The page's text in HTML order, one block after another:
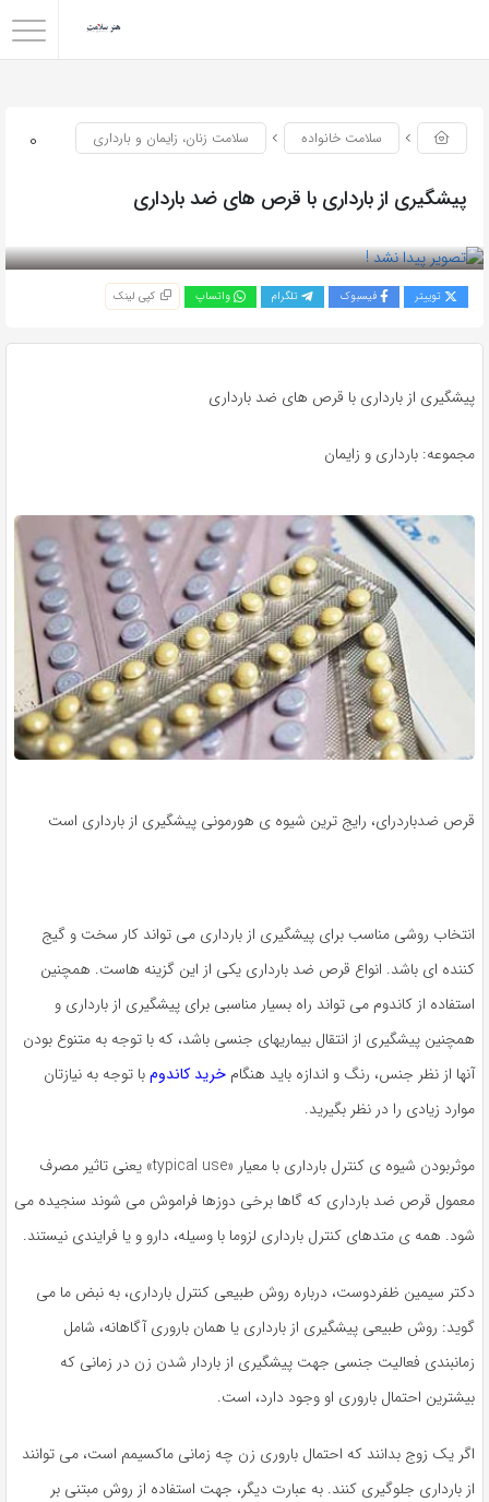
0 سلامت خانواده سلامت زنان، زایمان و بارداری
پیشگیری از بارداری با قرص های ضد بارداری
توییتر فیسبوک تلگرام واتساپ کپی لینک
پیشگیری از بارداری با قرص های ضد بارداری
مجموعه: بارداری و زایمان
قرص ضدباردرای، رایج ترین شیوه ی هورمونی پیشگیری از بارداری است
انتخاب روشی مناسب برای پیشگیری از بارداری می تواند کار سخت و گیج
کننده ای باشد. انواع قرص ضد بارداری یکی از این گزینه هاست. همچنین
استفاده از کاندوم می تواند راه بسیار مناسبی برای پیشگیری از بارداری و
همچنین پیشگیری از انتقال بیماریهای جنسی باشد، که با توجه به متنوع بودن
آنها از نظر جنس، رنگ و اندازه باید هنگام خرید کاندومبا توجه به نیازتان
موارد زیادی را در نظر بگیرید.
موثربودن شیوه ی کنترل بارداری با معیار «typical use» یعنی تاثیر مصرف
معمول قرص ضد بارداری که گاها برخی دوزها فراموش می شوند سنجیده می
شود. همه ی متدهای کنترل بارداری لزوما با وسیله، دارو و یا فرایندی نیستند.
دکتر سیمین ظفردوست، درباره روش طبیعی کنترل بارداری، به نبض ما می
گوید: روش طبیعی پیشگیری از بارداری یا همان باروری آگاهانه، شامل
زمانبندی فعالیت جنسی جهت پیشگیری از باردار شدن زن در زمانی که
بیشترین احتمال باروری او وجود دارد، است.
اگر یک زوج بدانند که احتمال باروری زن چه زمانی ماکسیمم است، می‌ توانند
از بارداری جلوگیری کنند. به عبارت دیگر، جهت استفاده از روش مبتنی بر